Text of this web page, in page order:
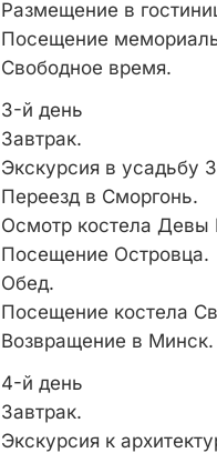
Размещение в
Посещение
Свободное время.
3-й день
Завтрак.
Экскурсия в усадьбу
Переезд в Сморгонь.
Осмотр костела Девы
Посещение Островца.
Обед.
Посещение костела
Возвращение в
4-й день
Завтрак.
Экскурсия к